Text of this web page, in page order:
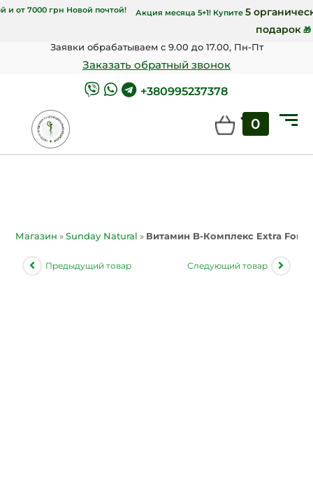
от 4000 грн Укрпочтой и от 7000 грн Новой почтой! Акция месяца 5+1!
Заявки обрабатываем с 9.00 до 17.00, Пн-Пт
Заказать обратный звонок
+380995237378
0
Магазин »Sunday Natural » Витамин B-Комплекс Extra
Предыдущий товар Следующий товар